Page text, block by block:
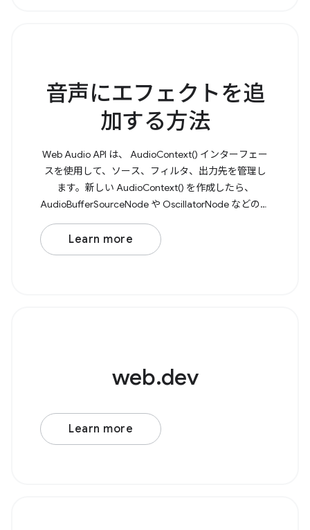
音声にエフェクトを追
加する方法
Web Audio API は、 AudioContext() インターフェー
スを使用して、ソース、フィルタ、出力先を管理し
ます。新しい AudioContext() を作成したら、
AudioBufferSourceNode や OscillatorNode などの音
声ソースノードを作成します。例として、 ローパス
フィルタ が適用された基本的なオシレーターについ
て考えてみましょう。 Browser Support Source ま
Learn more
web.dev
Learn more